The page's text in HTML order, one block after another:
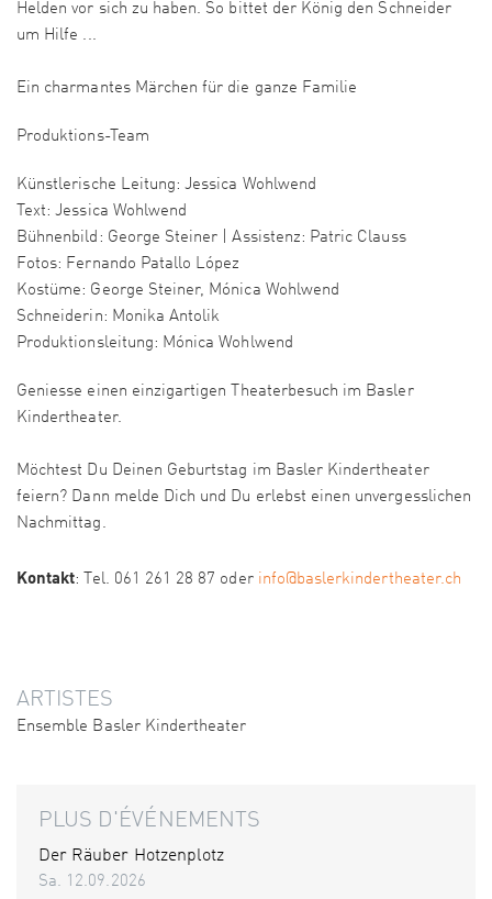
Helden vor sich zu haben. So bittet der König den Schneider
um Hilfe ...
Ein charmantes Märchen für die ganze Familie
Produktions-Team
Künstlerische Leitung: Jessica Wohlwend
Text: Jessica Wohlwend
Bühnenbild: George Steiner | Assistenz: Patric Clauss
Fotos: Fernando Patallo López
Kostüme: George Steiner, Mónica Wohlwend
Schneiderin: Monika Antolik
Produktionsleitung: Mónica Wohlwend
Geniesse einen einzigartigen Theaterbesuch im Basler
Kindertheater.
Möchtest Du Deinen Geburtstag im Basler Kindertheater
feiern? Dann melde Dich und Du erlebst einen unvergesslichen
Nachmittag.
Kontakt: Tel. 061 261 28 87 oder info@baslerkindertheater.ch
ARTISTES
Ensemble Basler Kindertheater
PLUS D'ÉVÉNEMENTS
Der Räuber Hotzenplotz
Sa. 12.09.2026